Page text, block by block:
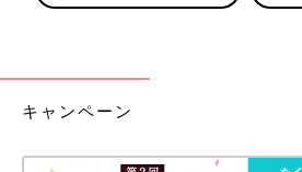
キャンペーン